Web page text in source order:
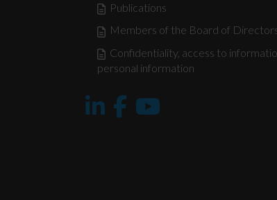
Publications
Members of the Board of
Confidentiality, access to
personal information